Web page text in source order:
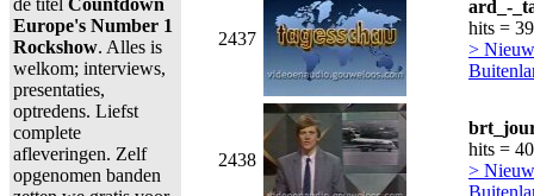
de titel Countdown
Europe's Number 1
Rockshow. Alles is
welkom; interviews,
presentaties,
optredens. Liefst
complete
afleveringen. Zelf
opgenomen banden
2437
ard_-
hits =
>
2438
hits =
>